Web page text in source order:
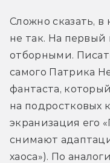
Сложно сказать,
не так. На
отборными.
самого Патрика
фантаста,
на подростковых
экранизация его
снимают
хаоса»). По